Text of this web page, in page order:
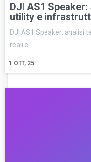
DJI AS1
utility e
1 OTT, 25
DJI AS1 Speaker: analisi
reali e…